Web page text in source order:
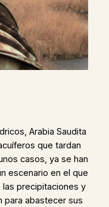
Arabia Saudita
que tardan
casos, ya se han
escenario en el que
las precipitaciones y
para abastecer sus